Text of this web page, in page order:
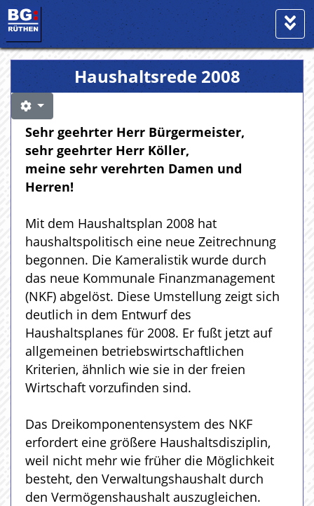
Haushaltsrede 2008
Sehr geehrter Herr Bürgermeister,
sehr geehrter Herr Köller,
meine sehr verehrten Damen und
Herren!
Mit dem Haushaltsplan 2008 hat
haushaltspolitisch eine neue Zeitrechnung
begonnen. Die Kameralistik wurde durch
das neue Kommunale Finanzmanagement
(NKF) abgelöst. Diese Umstellung zeigt sich
deutlich in dem Entwurf des
Haushaltsplanes für 2008. Er fußt jetzt auf
allgemeinen betriebswirtschaftlichen
Kriterien, ähnlich wie sie in der freien
Wirtschaft vorzufinden sind.
Das Dreikomponentensystem des NKF
erfordert eine größere Haushaltsdisziplin,
weil nicht mehr wie früher die Möglichkeit
besteht, den Verwaltungshaushalt durch
den Vermögenshaushalt auszugleichen.